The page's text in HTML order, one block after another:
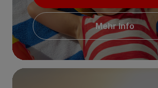
Mehr Info